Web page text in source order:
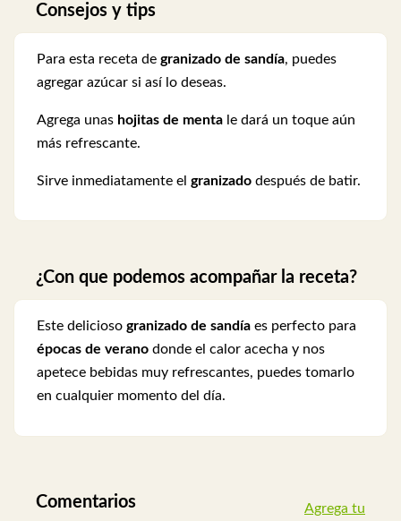
Consejos y tips
Para esta receta de granizado de sandía, puedes
agregar azúcar si así lo deseas.
Agrega unas hojitas de menta le dará un toque aún
más refrescante.
Sirve inmediatamente el granizado después de batir.
¿Con que podemos acompañar la receta?
Este delicioso granizado de sandía es perfecto para
épocas de verano donde el calor acecha y nos
apetece bebidas muy refrescantes, puedes tomarlo
en cualquier momento del día.
Comentarios
Agrega tu